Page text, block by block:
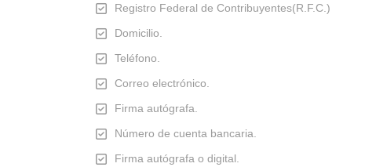
Registro Federal de Contribuyentes(R.F.C.)
Domicilio.
Teléfono.
Correo electrónico.
Firma autógrafa.
Número de cuenta bancaria.
Firma autógrafa o digital.